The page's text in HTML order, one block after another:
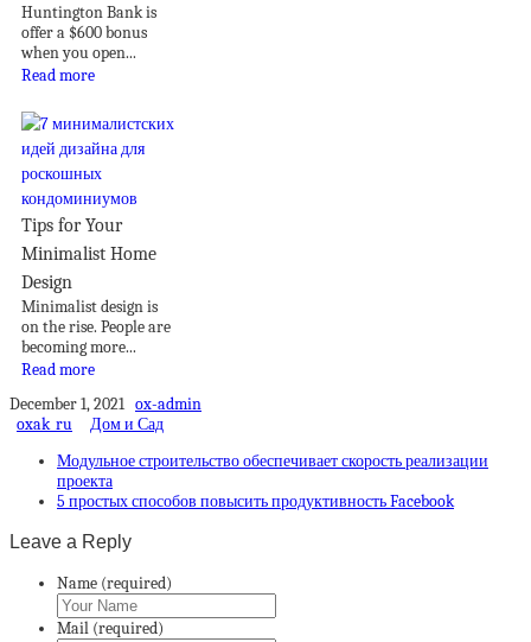
Huntington Bank is
offer a $600 bonus
when you open...
Read more
Tips for Your
Minimalist Home
Design
Minimalist design is
on the rise. People are
becoming more...
Read more
December 1, 2021 ox-admin
oxak_ru
Дом и Сад
Модульное строительство обеспечивает скорость реализации
проекта
5 простых способов повысить продуктивность Facebook
Leave a Reply
Name (required)
Mail (required)